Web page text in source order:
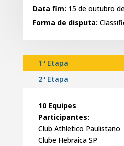
Data fim: 15 de outubro
Forma de disputa:
1ª Etapa
2ª Etapa
10 Equipes
Participantes:
Club Athletico Paulistano
Clube Hebraica SP